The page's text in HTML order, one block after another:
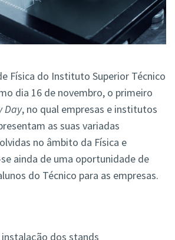
Física do Instituto Superior Técnico
dia 16 de novembro, o primeiro
Day, no qual empresas e institutos
as suas variadas
no âmbito da Física e
ainda de uma oportunidade de
do Técnico para as empresas.
dos stands